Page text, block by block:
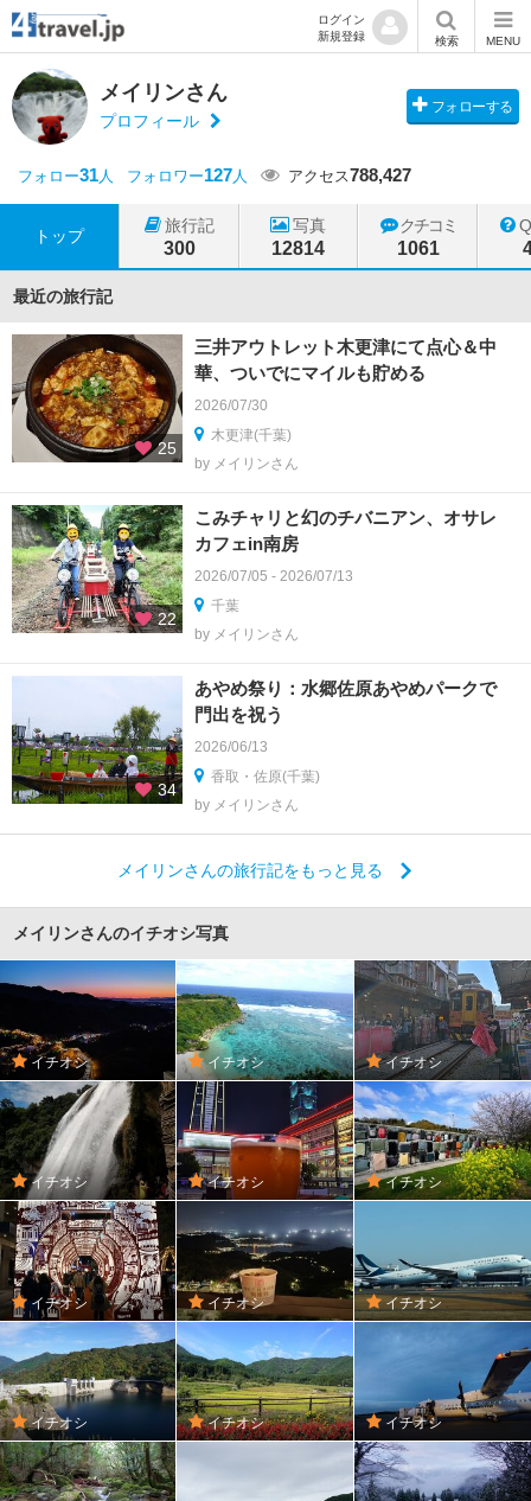
ログイン
新規登録
検索 MENU
メイリンさん
プロフィール
フォローする
フォロー31人 フォロワー127人 アクセス788,427
トップ
旅行記
300
写真
12814
クチコミ
1061
最近の旅行記
25
三井アウトレット木更津にて点心＆中
華、ついでにマイルも貯める
2026/07/30
木更津(千葉)
by メイリンさん
22
こみチャリと幻のチバニアン、オサレ
カフェin南房
2026/07/05 - 2026/07/13
千葉
by メイリンさん
34
あやめ祭り：水郷佐原あやめパークで
門出を祝う
2026/06/13
香取・佐原(千葉)
by メイリンさん
メイリンさんの旅行記をもっと見る
メイリンさんのイチオシ写真
イチオシ イチオシ イチオシ
イチオシ イチオシ イチオシ
イチオシ イチオシ イチオシ
イチオシ イチオシ イチオシ